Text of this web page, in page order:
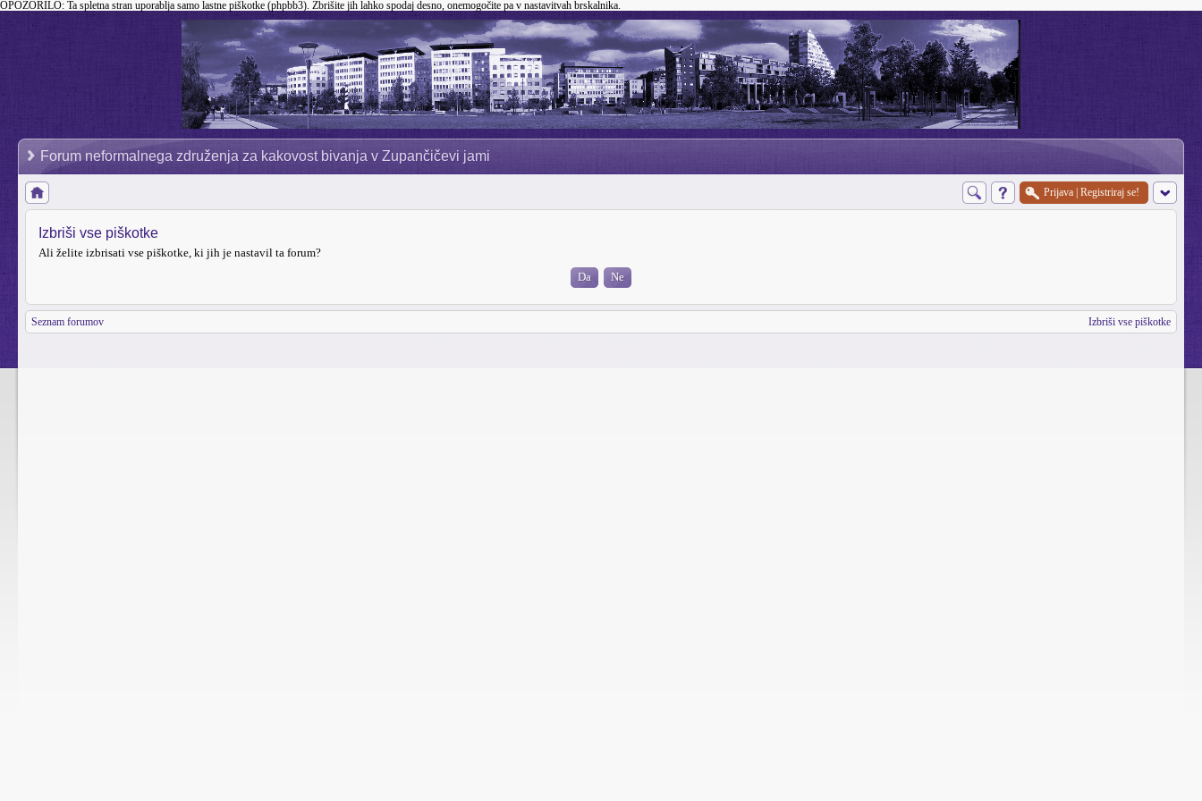
OPOZORILO: Ta spletna stran uporablja samo lastne piškotke (phpbb3). Zbrišite jih lahko spodaj desno, onemogočite pa v nastavitvah brskalnika.
Forum neformalnega združenja za kakovost bivanja v Zupančičevi jami
Prijava Registriraj se!
Izbriši vse piškotke
Ali želite izbrisati vse piškotke, ki jih je nastavil ta forum?
Seznam forumov Izbriši vse piškotke